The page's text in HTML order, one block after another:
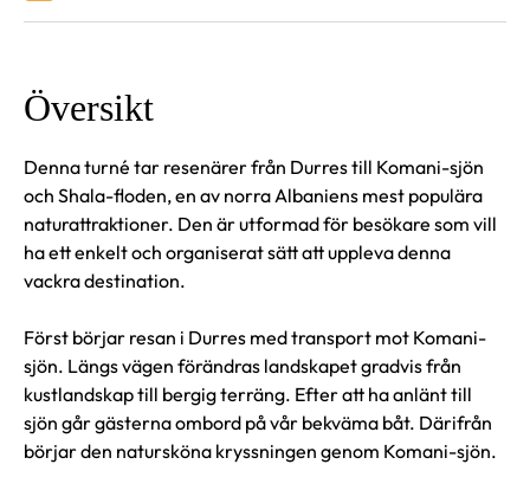
Översikt
Denna turné tar resenärer från Durres till Komani-sjön
och Shala-floden, en av norra Albaniens mest populära
naturattraktioner. Den är utformad för besökare som vill
ha ett enkelt och organiserat sätt att uppleva denna
vackra destination.
Först börjar resan i Durres med transport mot Komani-
sjön. Längs vägen förändras landskapet gradvis från
kustlandskap till bergig terräng. Efter att ha anlänt till
sjön går gästerna ombord på vår bekväma båt. Därifrån
börjar den natursköna kryssningen genom Komani-sjön.